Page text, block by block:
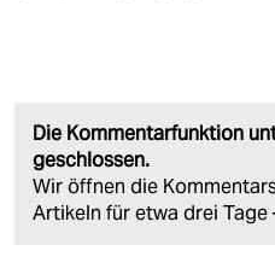
Die Kommentarfunktion
geschlossen.
Wir öffnen die
Artikeln für etwa drei Tage